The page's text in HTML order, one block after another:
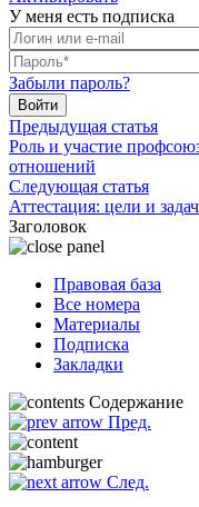
У меня есть подписка
Забыли пароль?
Войти
Предыдущая статья
Роль и участие
отношений
Следующая статья
Аттестация: цели и
Заголовок
Правовая база
Все номера
Материалы
Подписка
Закладки
Содержание
Пред.
След.